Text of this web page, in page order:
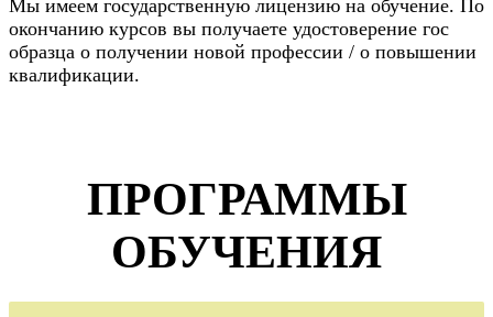
Мы имеем государственную лицензию на обучение. По
окончанию курсов вы получаете удостоверение гос
образца о получении новой профессии / о повышении
квалификации.
ПРОГРАММЫ
ОБУЧЕНИЯ